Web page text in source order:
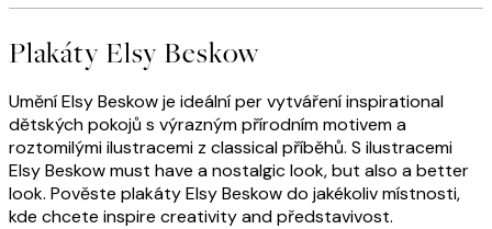
Plakáty Elsy Beskow
Umění Elsy Beskow je ideální per vytváření inspirational
dětských pokojů s výrazným přírodním motivem a
roztomilými ilustracemi z classical příběhů. S ilustracemi
Elsy Beskow must have a nostalgic look, but also a better
look. Pověste plakáty Elsy Beskow do jakékoliv místnosti,
kde chcete inspire creativity and představivost.